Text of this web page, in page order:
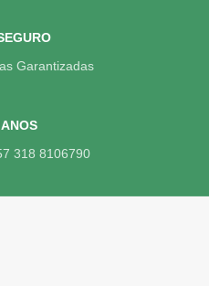
Garantizadas
318 8106790